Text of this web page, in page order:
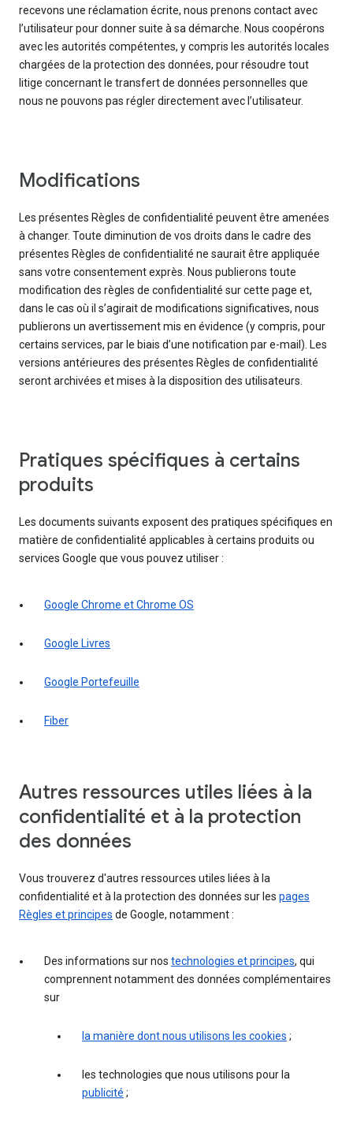
recevons une réclamation écrite, nous prenons contact avec
l’utilisateur pour donner suite à sa démarche. Nous coopérons
avec les autorités compétentes, y compris les autorités locales
chargées de la protection des données, pour résoudre tout
litige concernant le transfert de données personnelles que
nous ne pouvons pas régler directement avec l’utilisateur.
Modifications
Les présentes Règles de confidentialité peuvent être amenées
à changer. Toute diminution de vos droits dans le cadre des
présentes Règles de confidentialité ne saurait être appliquée
sans votre consentement exprès. Nous publierons toute
modification des règles de confidentialité sur cette page et,
dans le cas où il s’agirait de modifications significatives, nous
publierons un avertissement mis en évidence (y compris, pour
certains services, par le biais d’une notification par e-mail). Les
versions antérieures des présentes Règles de confidentialité
seront archivées et mises à la disposition des utilisateurs.
Pratiques spécifiques à certains
produits
Les documents suivants exposent des pratiques spécifiques en
matière de confidentialité applicables à certains produits ou
services Google que vous pouvez utiliser :
Google Chrome et Chrome OS
Google Livres
Google Portefeuille
Fiber
Autres ressources utiles liées à la
confidentialité et à la protection
des données
Vous trouverez d'autres ressources utiles liées à la
confidentialité et à la protection des données sur les pages
Règles et principes de Google, notamment :
Des informations sur nos technologies et principes, qui
comprennent notamment des données complémentaires
sur
la manière dont nous utilisons les cookies ;
les technologies que nous utilisons pour la
publicité ;